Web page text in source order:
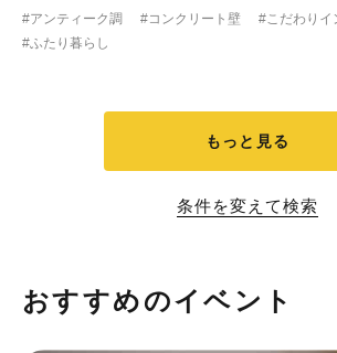
#アンティーク調 #コンクリート壁
#こだわりイ
#ふたり暮らし
もっと見る
条件を変えて検索
おすすめのイベント